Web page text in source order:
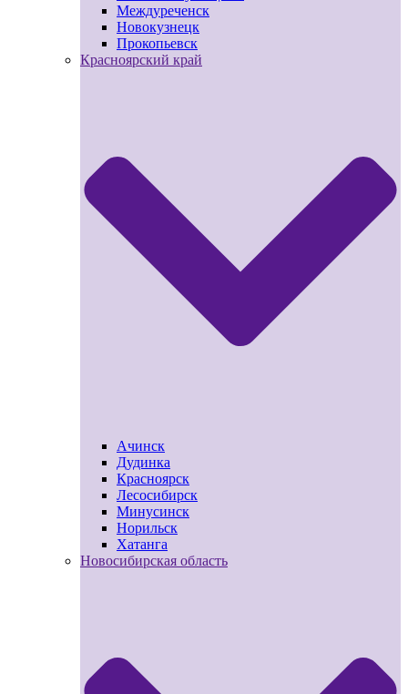
Междуреченск
Новокузнецк
Прокопьевск
Красноярский край
Ачинск
Дудинка
Красноярск
Лесосибирск
Минусинск
Норильск
Хатанга
Новосибирская область